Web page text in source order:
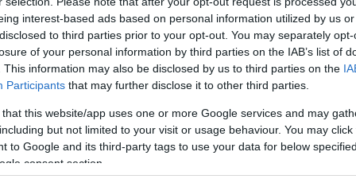
interest-based ads based on personal information utilized by us
to third parties prior to your opt-out. You may separately
of your personal information by third parties on the IAB’s list of
This information may also be disclosed by us to third parties on the
Participants that may further disclose it to other third parties.
that this website/app uses one or more Google services and may
but not limited to your visit or usage behaviour. You may
to Google and its third-party tags to use your data for below
consent section.
a magyar történelemből, amelynek
ismerve viszont ez egy nehéz feladat. A
lesz egy molnárlegényből a fekete
kaphattak a dalokból, de az előadás